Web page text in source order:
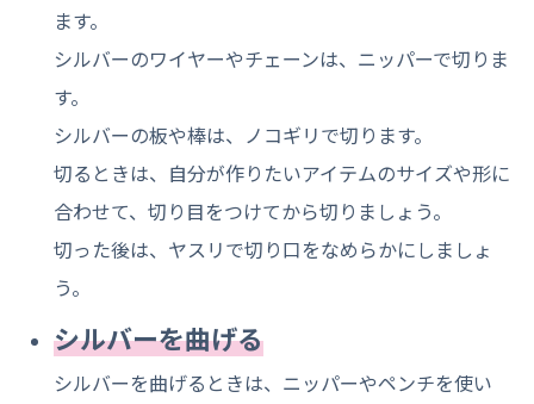
ます。
シルバーのワイヤーやチェーンは、ニッパーで切りま
す。
シルバーの板や棒は、ノコギリで切ります。
切るときは、自分が作りたいアイテムのサイズや形に
合わせて、切り目をつけてから切りましょう。
切った後は、ヤスリで切り口をなめらかにしましょ
う。
シルバーを曲げる
シルバーを曲げるときは、ニッパーやペンチを使い